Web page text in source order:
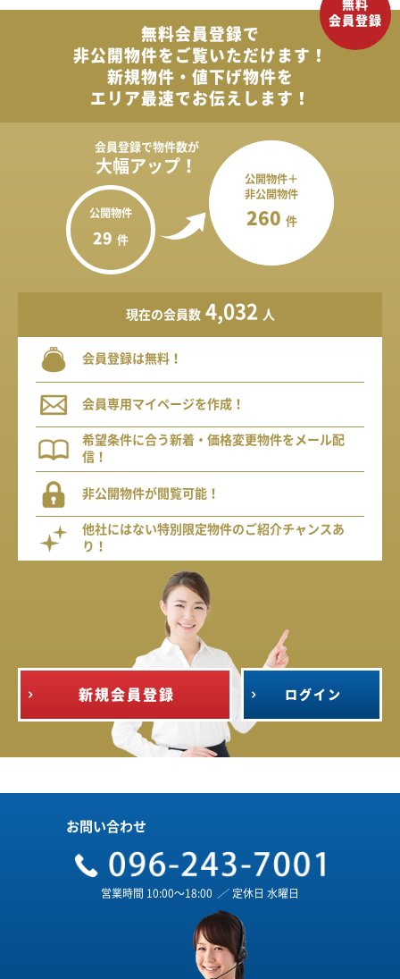
無料会員登録で
非公開物件を ご覧いただけます！
新規物件・値下げ物件を
エリア最速でお伝えします！
会員登録で物件数が
大幅アップ！
公開物件
29 件
公開物件＋
非公開物件
260 件
現在の会員数 4,032 人
会員登録は無料！
会員専用マイページを作成！
希望条件に合う新着・価格変更物件をメール配
信！
非公開物件が閲覧可能！
他社にはない特別限定物件のご紹介チャンスあ
り！
新規会員登録 ログイン
お問い合わせ
営業時間 10:00～18:00 ／ 定休日 水曜日